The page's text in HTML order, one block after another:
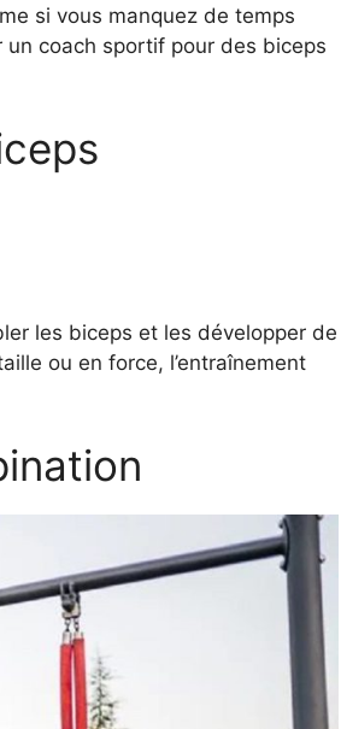
si vous manquez de temps
coach sportif pour des biceps
les biceps et les développer de
ou en force, l’entraînement